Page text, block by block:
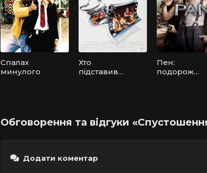
Спалах
минулого
Хто
підставив
Пен:
подорож
Обговорення та відгуки
Додати коментар